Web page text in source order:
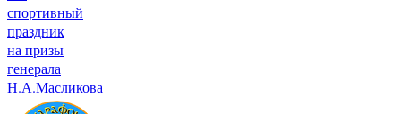
спортивный
праздник
на призы
генерала
Н.А.Масликова